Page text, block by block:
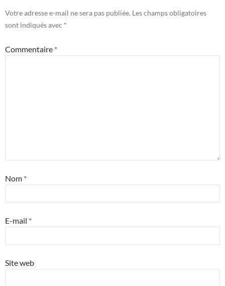
Votre adresse e-mail ne sera pas publiée. Les champs obligatoires
sont indiqués avec *
Commentaire *
Nom *
E-mail *
Site web